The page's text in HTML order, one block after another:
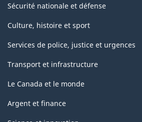
Sécurité nationale et défense
Culture, histoire et sport
Services de police, justice et urgences
Transport et infrastructure
Le Canada et le monde
Argent et finance